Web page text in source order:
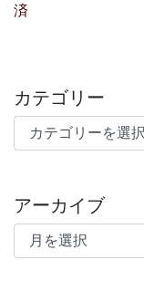
済
カテゴリー
カテゴリー
アーカイブ
アーカイブ